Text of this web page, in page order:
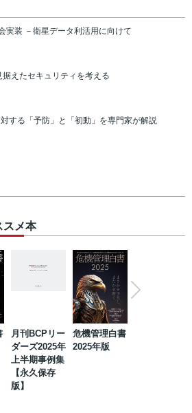
実装 －衛星データ利活用に向けて
据えたセキュリティを考える
対する「予防」と「初動」を専門家が解説
スメ本
月刊BCPリー
ダーズ2025年
上半期事例集
【永久保存
版】
危機管理白書
2025年版